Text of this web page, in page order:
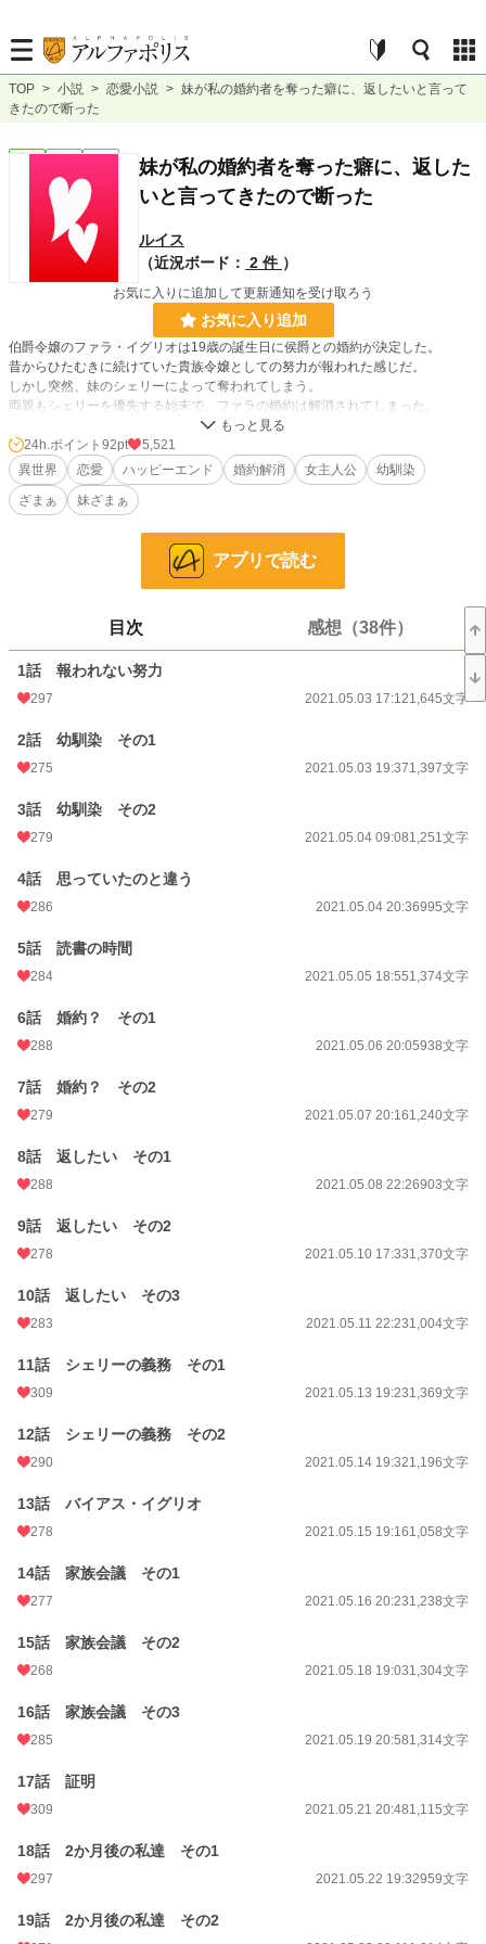
TOP > 小説 > 恋愛小説 > 妹が私の婚約者を奪った癖に、返したいと言って
きたので断った
恋愛 完結 短編
妹が私の婚約者を奪った癖に、返した
いと言ってきたので断った
ルイス
（近況ボード： 2 件 ）
お気に入りに追加して更新通知を受け取ろう
お気に入り追加
伯爵令嬢のファラ・イグリオは19歳の誕生日に侯爵との婚約が決定した。
昔からひたむきに続けていた貴族令嬢としての努力が報われた感じだ。
しかし突然、妹のシェリーによって奪われてしまう。
両親もシェリーを優先する始末で、ファラの婚約は解消されてしまった。
「お前はお姉さんなのだから、我慢できるだろう？ お前なら他にも良い相手が
きっと見つかるさ」
父親からの無常な一言にファラは愕然としてしまう。彼女は幼少の頃から自分の
ことなど1つもなかった。努力はきっと報われる……そう信じて頑張って来た
が、今回の件で心が折れそうになっていた。
だが、ファラの努力を知っていた幼馴染の公爵令息に助けられることになる。妹
て来るが……はあ？ もう遅いわよ。
小説 11,637 位 / 228,848 件
恋愛
お気に入り 2,868
文字数 22,884
週間ポイント
月間ポイント 5,935 pt (7,287 位)
年間ポイント
累計ポイント 1,829,172 pt (3,113 位)
24h.ポイント 92pt
5,521
異世界
恋愛 ハッピーエンド 婚約解消 女主人公
幼馴染
ざまぁ
妹ざまぁ
アプリで読む
目次 感想（38件）
1話 報われない努力
297 2021.05.03 17:121,645文字
2話 幼馴染 その1
275 2021.05.03 19:371,397文字
3話 幼馴染 その2
279 2021.05.04 09:081,251文字
4話 思っていたのと違う
286 2021.05.04 20:36995文字
5話 読書の時間
284 2021.05.05 18:551,374文字
6話 婚約？ その1
288 2021.05.06 20:05938文字
7話 婚約？ その2
279 2021.05.07 20:161,240文字
8話 返したい その1
288 2021.05.08 22:26903文字
9話 返したい その2
278 2021.05.10 17:331,370文字
10話 返したい その3
283 2021.05.11 22:231,004文字
11話 シェリーの義務 その1
309 2021.05.13 19:231,369文字
12話 シェリーの義務 その2
290 2021.05.14 19:321,196文字
13話 バイアス・イグリオ
278 2021.05.15 19:161,058文字
14話 家族会議 その1
277 2021.05.16 20:231,238文字
15話 家族会議 その2
268 2021.05.18 19:031,304文字
16話 家族会議 その3
285 2021.05.19 20:581,314文字
17話 証明
309 2021.05.21 20:481,115文字
18話 2か月後の私達 その1
297 2021.05.22 19:32959文字
19話 2か月後の私達 その2